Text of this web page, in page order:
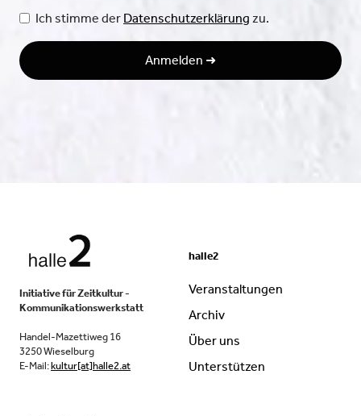
Ich stimme der Datenschutzerklärung zu.
Initiative für Zeitkultur -
Kommunikationswerkstatt
Handel-Mazettiweg 16
3250 Wieselburg
E-Mail:kultur[at]halle2.at
halle2
Veranstaltungen
Archiv
Über uns
Unterstützen